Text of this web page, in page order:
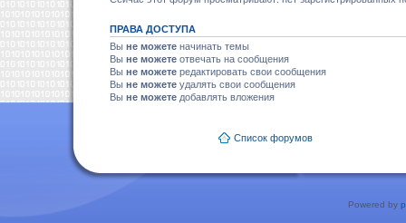
ПРАВА ДОСТУПА
Вы не можете начинать темы
Вы не можете отвечать на сообщения
Вы не можете редактировать свои сообщения
Вы не можете удалять свои сообщения
Вы не можете добавлять вложения
Список форумов
Powered by